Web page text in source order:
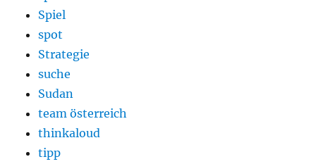
Spiel
spot
Strategie
suche
Sudan
team österreich
thinkaloud
tipp